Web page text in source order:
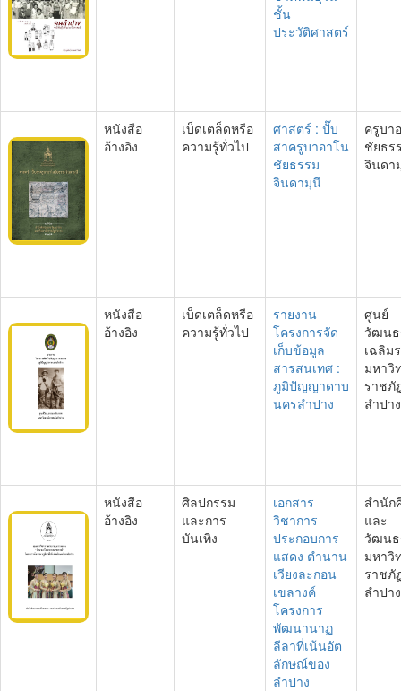
ชั้น
ประวัติศาสตร์
หนังสือ
อ้างอิง
เบ็ดเตล็ดหรือ
ความรู้ทั่วไป
ศาสตร์ : ปั๊บ
สาครูบาอาโน
ชัยธรรม
จินดามุนี
ครูบา
ชัยธร
จินดา
หนังสือ
อ้างอิง
เบ็ดเตล็ดหรือ
ความรู้ทั่วไป
รายงาน
โครงการจัด
เก็บข้อมูล
สารสนเทศ :
ภูมิปัญญาดาบ
นครลำปาง
ศูนย์
วัฒน
เฉลิม
มหาวิ
ราชภั
ลำปาง
หนังสือ
อ้างอิง
ศิลปกรรม
และการ
บันเทิง
เอกสาร
วิชาการ
ประกอบการ
แสดง ตำนาน
เวียงละกอน
เขลางค์
โครงการ
พัฒนานาฏ
ลีลาที่เน้นอัต
ลักษณ์ของ
ลำปาง
สำนัก
และ
วัฒน
มหาวิ
ราชภั
ลำปาง